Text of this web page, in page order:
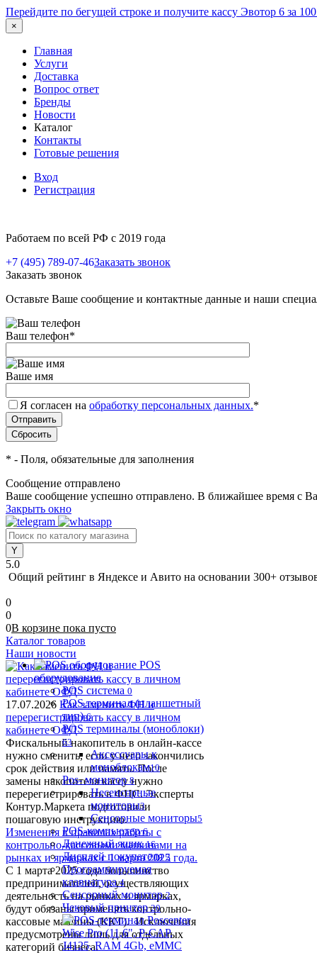
Перейдите по бегущей строке и получите кассу Эвотор 6 за
×
Главная
Услуги
Доставка
Вопрос ответ
Бренды
Новости
Каталог
Контакты
Готовые решения
Вход
Регистрация
Работаем по всей РФ с 2019 года
+7 (495) 789-07-46Заказать звонок
Заказать звонок
Оставьте Ваше сообщение и контактные данные и наши
Ваш телефон*
Ваше имя
Я согласен на обработку персональных данных.*
* - Поля, обязательные для заполнения
Сообщение отправлено
Ваше сообщение успешно отправлено. В ближайшее время с
Закрыть окно
5.0
Общий рейтинг в Яндексе и Авито на основании 300+
0
0
0В корзине пока пусто
Каталог товаров
POS
оборудование
POS система 0
POS терминал (планшетный
тип) 6
POS терминалы (моноблоки)
63
Аксессуары к
моноблокам10
Pos- монитор 8
Несенсорные
мониторы3
Сенсорные мониторы5
POS-компьютер 6
Денежный ящик 16
Дисплей покупателя 2
Программируемая
клавиатура 4
Сенсорный монитор 2
Чековый принтер 20
Наши новости
17.07.2026 Как заменить ФН и
перерегистрировать кассу в личном
кабинете ОФД
Фискальный накопитель в онлайн-кассе
нужно сменить, если у него закончились
срок действия или память. После
замены накопителя кассу нужно
перерегистрировать в ФНС. Эксперты
Контур.Маркета подготовили
пошаговую инструкцию.
Изменения в правилах работы с
контрольно-кассовыми машинами на
рынках и ярмарках с 1 марта 2025 года.
С 1 марта 2025 года большинство
предпринимателей, осуществляющих
деятельность на рынках и ярмарках,
будут обязаны применять контрольно-
кассовые машины (ККТ). Исключения
предусмотрены лишь для отдельных
категорий бизнеса.